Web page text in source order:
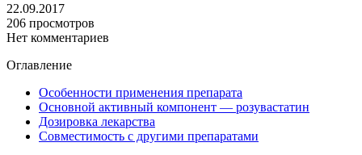
22.09.2017
206 просмотров
Нет комментариев
Оглавление
Особенности применения препарата
Основной активный компонент — розувастатин
Дозировка лекарства
Совместимость с другими препаратами